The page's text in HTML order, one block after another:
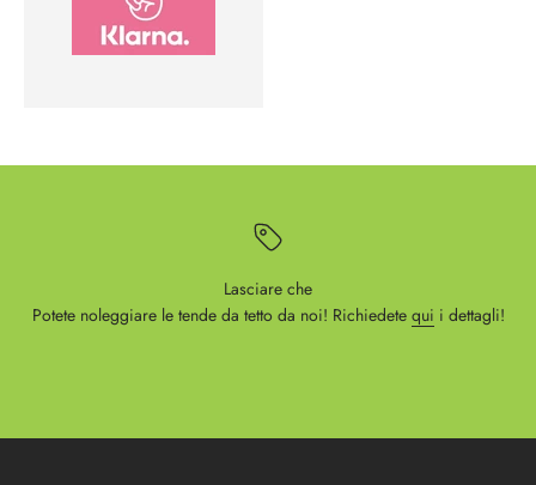
Lasciare che
Potete noleggiare le tende da tetto da noi! Richiedete qui i dettagli!